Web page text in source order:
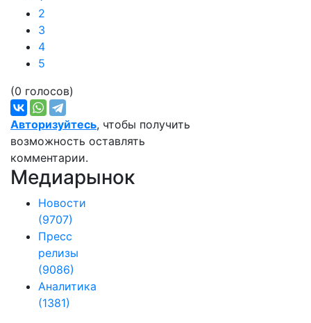
2
3
4
5
(0 голосов)
Авторизуйтесь, чтобы получить
возможность оставлять
комментарии.
Медиарынок
Новости
(9707)
Пресс
релизы
(9086)
Аналитика
(1381)